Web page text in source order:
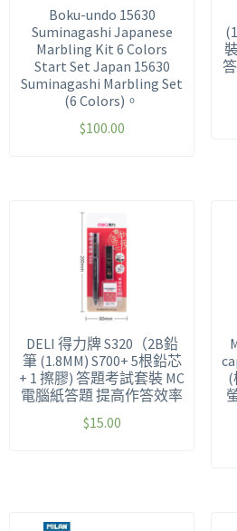
Boku-undo 15630
Suminagashi Japanese
Marbling Kit 6 Colors
Start Set Japan 15630
Suminagashi Marbling Set
(6 Colors)。
$100.00
DELI 得力牌 S320（2B鉛
筆 (1.8MM) S700+ 5根鉛芯
+ 1 擦膠) 答題考試套裝 MC
電腦紙答題 提高作答效率
$15.00
(